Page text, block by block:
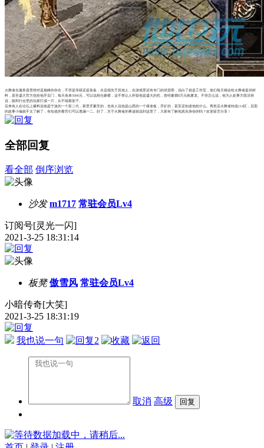
火舞者在服务器里绝对是巅峰的存在，不管是等级还是装备，永远领先于其他人，在游戏里还有专门的供货商，说白了就是工作室，他们每天都会给火舞者提供材
料，甚至盛大官方也给他开后门，每天免单5000元，可以说相当豪横，这不禁让人怀疑他是盛大的托，曾经豪掷8万元购屠龙。不管怎么说，他为人处事方面没得
说，能和行会里的玩家打成一片，从不端着架子。
后来有人在论坛上爆料说他是宁波的一个富二代，家里开豪车的，也有人说他是山西的一个煤老板，开矿的，甚至还知道他姓什么。再然后火舞者转战114区，后面
的故事小编就不太了解了，有知道的看官们可以透漏一二。好了，关于火舞者的事迹就说到这里了，大家有了解他真实身份的吗？欢迎留言分享！
全部回复
看全部 倒序浏览
沙发 m1717 常驻会员Lv4
订阅号[灵光一闪]
2021-3-25 18:31:14
板凳 傲雪风 常驻会员Lv4
小暗传奇[大笑]
2021-3-25 18:31:19
我也说一句 2
取消 高级
数据加载中，请稍后...